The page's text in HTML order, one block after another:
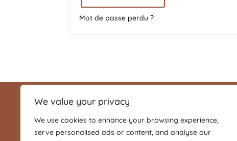
We value your privacy
We use cookies to enhance your browsing experience,
serve personalised ads or content, and analyse our
Mot de passe perdu ?
Moot Events
Alice Gentinetta